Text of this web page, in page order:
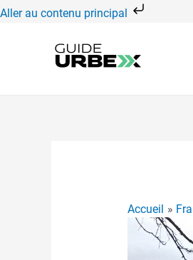
Aller au contenu principal
Aller
Accueil